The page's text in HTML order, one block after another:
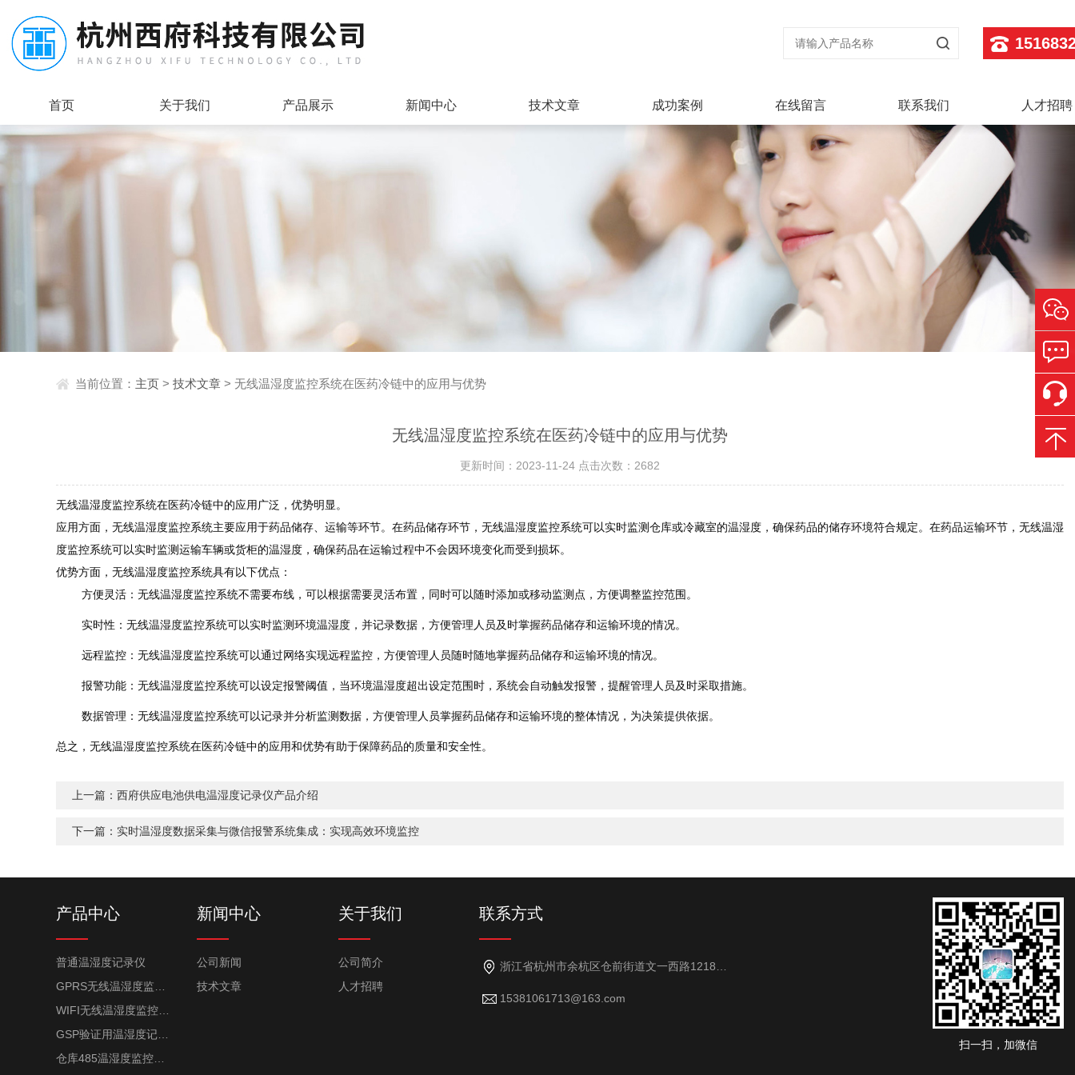
首页 关于我们 产品展示 新闻中心 技术文章 成功案例 在线留言 联系我们 人才招聘
当前位置： 主页 > 技术文章 > 无线温湿度监控系统在医药冷链中的应用与优势
无线温湿度监控系统在医药冷链中的应用与优势
更新时间：2023-11-24 点击次数：2682
无线温湿度监控系统在医药冷链中的应用广泛，优势明显。
应用方面，无线温湿度监控系统主要应用于药品储存、运输等环节。在药品储存环节，无线温湿度监控系统可以实时监测仓库或冷藏室的温湿度，确保药品的储存环境符合规定。在药品运输环节，无线温湿
度监控系统可以实时监测运输车辆或货柜的温湿度，确保药品在运输过程中不会因环境变化而受到损坏。
优势方面，无线温湿度监控系统具有以下优点：
方便灵活：无线温湿度监控系统不需要布线，可以根据需要灵活布置，同时可以随时添加或移动监测点，方便调整监控范围。
实时性：无线温湿度监控系统可以实时监测环境温湿度，并记录数据，方便管理人员及时掌握药品储存和运输环境的情况。
远程监控：无线温湿度监控系统可以通过网络实现远程监控，方便管理人员随时随地掌握药品储存和运输环境的情况。
报警功能：无线温湿度监控系统可以设定报警阈值，当环境温湿度超出设定范围时，系统会自动触发报警，提醒管理人员及时采取措施。
数据管理：无线温湿度监控系统可以记录并分析监测数据，方便管理人员掌握药品储存和运输环境的整体情况，为决策提供依据。
总之，无线温湿度监控系统在医药冷链中的应用和优势有助于保障药品的质量和安全性。
上一篇： 西府供应电池供电温湿度记录仪产品介绍
下一篇： 实时温湿度数据采集与微信报警系统集成：实现高效环境监控
产品中心
普通温湿度记录仪
新闻中心
公司新闻
技术文章
关于我们
公司简介
人才招聘
联系方式
浙江省杭州市余杭区仓前街道文一西路1218号7幢101室（101室-18）
15381061713@163.com
扫一扫，加微信